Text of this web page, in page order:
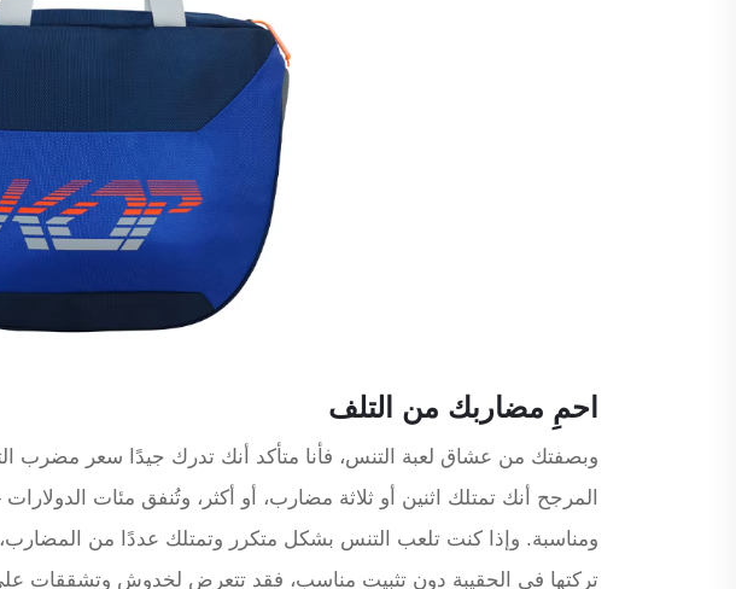
احمِ مضاربك من التلف
وبصفتك من عشاق لعبة التنس، فأنا متأكد أنك تدرك جيدًا سعر مضرب
المرجح أنك تمتلك اثنين أو ثلاثة مضارب، أو أكثر، وتُنفق مئات
ومناسبة. وإذا كنت تلعب التنس بشكل متكرر وتمتلك عددًا من
تركتها في الحقيبة دون تثبيت مناسب، فقد تتعرض لخدوش وتشققات